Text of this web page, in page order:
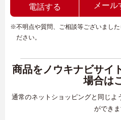
電話する メール
※不明点や質問、ご相談等ございまし
ださい。
商品をノウキナビサイ
場合は
通常のネットショッピングと同じよ
ができま